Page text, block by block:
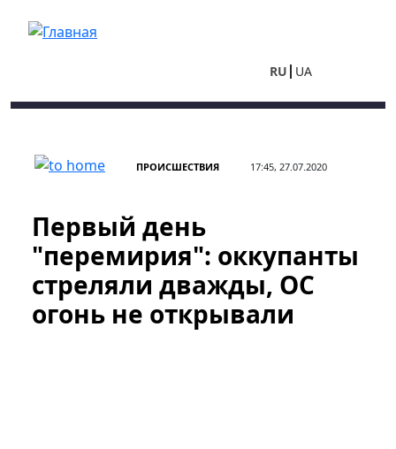
RU UA
ПРОИСШЕСТВИЯ 17:45, 27.07.2020
Первый день
"перемирия": оккупанты
стреляли дважды, ОС
огонь не открывали